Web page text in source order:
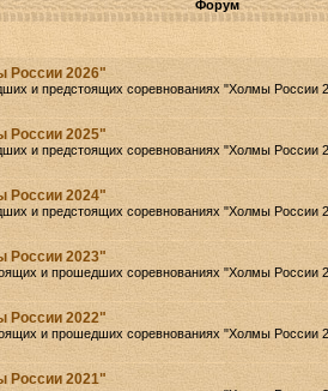
Форум
России 2026"
и предстоящих соревнованиях "Холмы России
России 2025"
и предстоящих соревнованиях "Холмы России
России 2024"
и предстоящих соревнованиях "Холмы России
России 2023"
и прошедших соревнованиях "Холмы России
России 2022"
и прошедших соревнованиях "Холмы России
России 2021"